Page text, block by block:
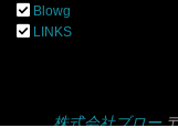
Blowg
LINKS
株式会社ブロー